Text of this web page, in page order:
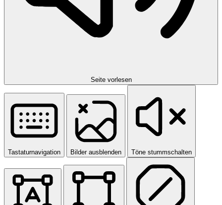
Seite vorlesen
Tastaturnavigation Bilder ausblenden Töne stummschalten